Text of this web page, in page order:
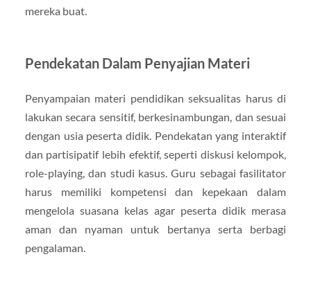
mereka buat.
Pendekatan Dalam Penyajian Materi
Penyampaian materi pendidikan seksualitas harus di
lakukan secara sensitif, berkesinambungan, dan sesuai
dengan usia peserta didik. Pendekatan yang interaktif
dan partisipatif lebih efektif, seperti diskusi kelompok,
role-playing, dan studi kasus. Guru sebagai fasilitator
harus memiliki kompetensi dan kepekaan dalam
mengelola suasana kelas agar peserta didik merasa
aman dan nyaman untuk bertanya serta berbagi
pengalaman.